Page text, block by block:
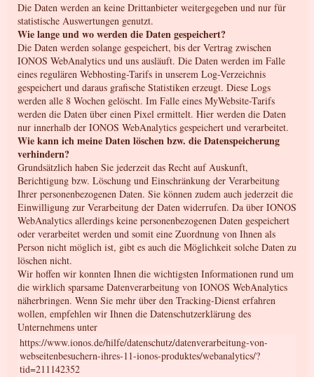
Die Daten werden an keine Drittanbieter weitergegeben und nur für
statistische Auswertungen genutzt.
Wie lange und wo werden die Daten gespeichert?
Die Daten werden solange gespeichert, bis der Vertrag zwischen
IONOS WebAnalytics und uns ausläuft. Die Daten werden im Falle
eines regulären Webhosting-Tarifs in unserem Log-Verzeichnis
gespeichert und daraus grafische Statistiken erzeugt. Diese Logs
werden alle 8 Wochen gelöscht. Im Falle eines MyWebsite-Tarifs
werden die Daten über einen Pixel ermittelt. Hier werden die Daten
nur innerhalb der IONOS WebAnalytics gespeichert und verarbeitet.
Wie kann ich meine Daten löschen bzw. die Datenspeicherung
verhindern?
Grundsätzlich haben Sie jederzeit das Recht auf Auskunft,
Berichtigung bzw. Löschung und Einschränkung der Verarbeitung
Ihrer personenbezogenen Daten. Sie können zudem auch jederzeit die
Einwilligung zur Verarbeitung der Daten widerrufen. Da über IONOS
WebAnalytics allerdings keine personenbezogenen Daten gespeichert
oder verarbeitet werden und somit eine Zuordnung von Ihnen als
Person nicht möglich ist, gibt es auch die Möglichkeit solche Daten zu
löschen nicht.
Wir hoffen wir konnten Ihnen die wichtigsten Informationen rund um
die wirklich sparsame Datenverarbeitung von IONOS WebAnalytics
näherbringen. Wenn Sie mehr über den Tracking-Dienst erfahren
wollen, empfehlen wir Ihnen die Datenschutzerklärung des
Unternehmens unter
https://www.ionos.de/hilfe/datenschutz/datenverarbeitung-von-
webseitenbesuchern-ihres-11-ionos-produktes/webanalytics/?
tid=211142352